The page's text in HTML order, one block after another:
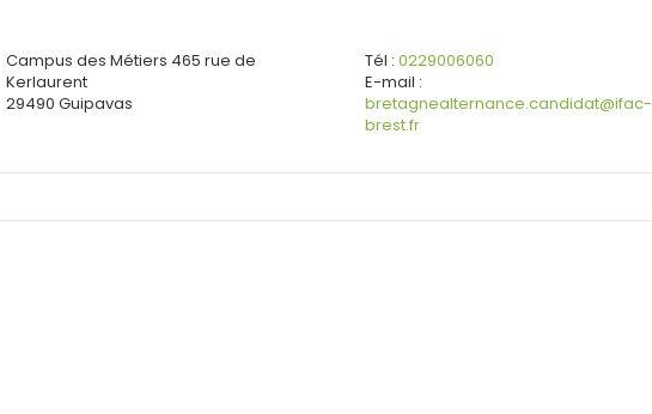
Campus des Métiers 465 rue de
Kerlaurent
29490 Guipavas
Tél : 0229006060
E-mail :
bretagnealternance.candidat@ifac-
brest.fr